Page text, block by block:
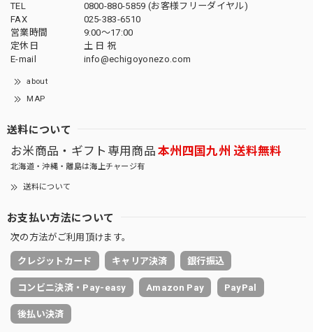
TEL
0800-880-5859 (お客様フリーダイヤル)
FAX
025-383-6510
営業時間
9:00～17:00
定休日
土 日 祝
E-mail
info@echigoyonezo.com
about
MAP
送料について
お米商品・ギフト専用商品 本州四国九州 送料無料
北海道・沖縄・離島は海上チャージ有
送料について
お支払い方法について
次の方法がご利用頂けます。
クレジットカード キャリア決済 銀行振込
コンビニ決済・Pay-easy Amazon Pay PayPal
後払い決済